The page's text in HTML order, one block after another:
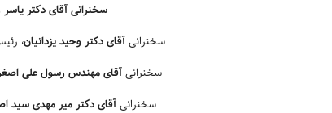
سخنرانی آقای دکتر
سخنرانیآقای دکتر وحید یزدانیان،
سخنرانیآقای مهندس رسول علی­
سخنرانی آقای دکتر میر مهدی سید